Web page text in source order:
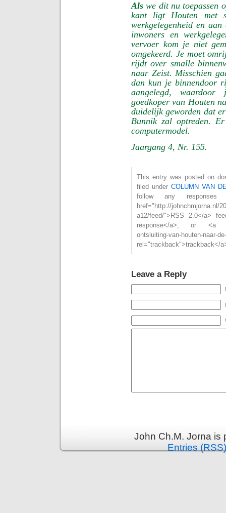
Als we dit nu toepassen
kant ligt Houten met
werkgelegenheid en
inwoners en
vervoer kom je niet
omgekeerd. Je moet
rijdt over smalle
naar Zeist. Misschien
dan kun je binnendoor
aangelegd,
goedkoper van Houten
duidelijk geworden dat
Bunnik zal optreden.
computermodel.
Jaargang 4, Nr. 155.
This entry was posted on
filed underCOLUMN VAN
follow any
href="http://johnchmjorna.nl/
a12/feed/">RSS 2.0</a>
response</a>, or <a
ontsluiting-van-houten-naar-
rel="trackback">trackback</
Leave a Reply
John Ch.M. Jorna
Entries (RSS)